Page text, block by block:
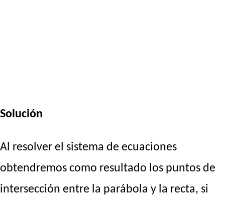
Solución
Al resolver el sistema de ecuaciones
obtendremos como resultado los puntos de
intersección entre la parábola y la recta, si